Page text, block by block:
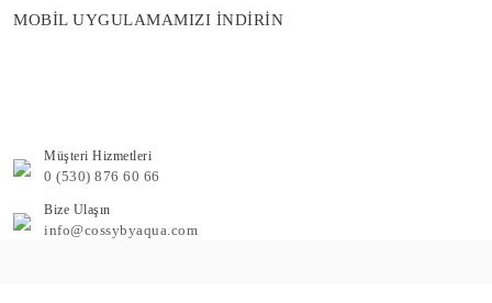
MOBİL UYGULAMAMIZI İNDİRİN
Müşteri Hizmetleri
0 (530) 876 60 66
Bize Ulaşın
info@cossybyaqua.com